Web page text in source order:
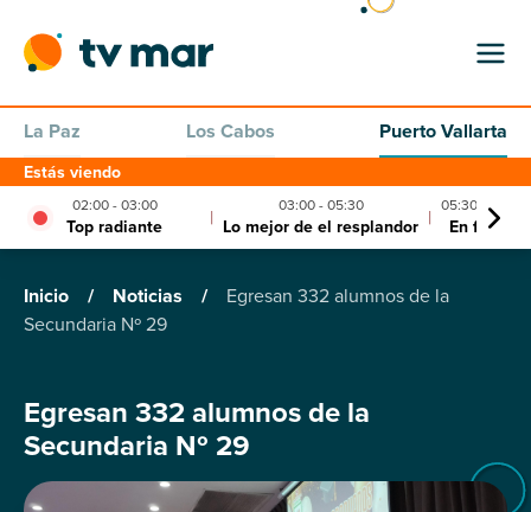
La Paz Los Cabos Puerto Vallarta
Estás viendo
02:00 - 03:00
Top radiante | 03:00 - 05:30
Lo mejor de el resplandor | 05:30 - 06:00
En forma
Inicio / Noticias /
Egresan 332 alumnos de la
Secundaria Nº 29
Egresan 332 alumnos de la
Secundaria Nº 29